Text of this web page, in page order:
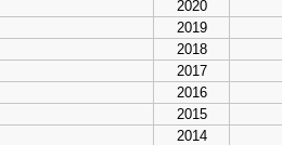
2020
2019
2018
2017
2016
2015
2014